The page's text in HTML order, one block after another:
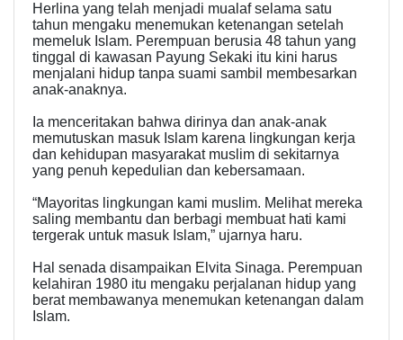
Herlina yang telah menjadi mualaf selama satu
tahun mengaku menemukan ketenangan setelah
memeluk Islam. Perempuan berusia 48 tahun yang
tinggal di kawasan Payung Sekaki itu kini harus
menjalani hidup tanpa suami sambil membesarkan
anak-anaknya.
Ia menceritakan bahwa dirinya dan anak-anak
memutuskan masuk Islam karena lingkungan kerja
dan kehidupan masyarakat muslim di sekitarnya
yang penuh kepedulian dan kebersamaan.
“Mayoritas lingkungan kami muslim. Melihat mereka
saling membantu dan berbagi membuat hati kami
tergerak untuk masuk Islam,” ujarnya haru.
Hal senada disampaikan Elvita Sinaga. Perempuan
kelahiran 1980 itu mengaku perjalanan hidup yang
berat membawanya menemukan ketenangan dalam
Islam.